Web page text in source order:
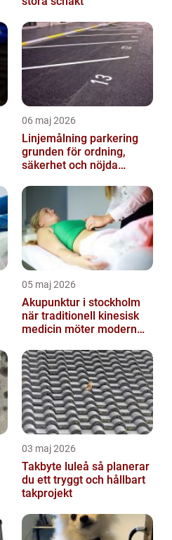
06 maj 2026
Linjemålning parkering
grunden för ordning,
säkerhet och nöjda
05 maj 2026
Akupunktur i stockholm
när traditionell kinesisk
medicin möter modern
03 maj 2026
Takbyte luleå så planerar
du ett tryggt och hållbart
takprojekt